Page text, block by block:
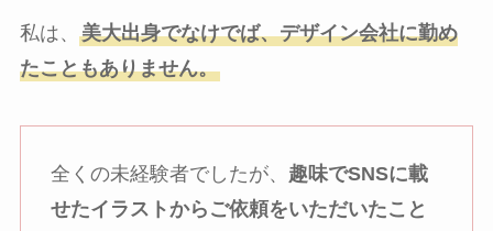
私は、 美大出身でなけでば、デザイン会社に勤め
たこともありません。
全くの未経験者でしたが、 趣味でSNSに載
せたイラストからご依頼をいただいたこと